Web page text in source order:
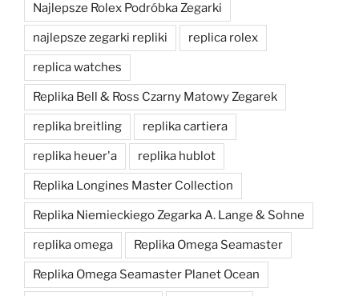
Najlepsze Rolex Podróbka Zegarki
najlepsze zegarki repliki replica rolex
replica watches
Replika Bell & Ross Czarny Matowy Zegarek
replika breitling replika cartiera
replika heuer'a replika hublot
Replika Longines Master Collection
Replika Niemieckiego Zegarka A. Lange & Sohne
replika omega Replika Omega Seamaster
Replika Omega Seamaster Planet Ocean